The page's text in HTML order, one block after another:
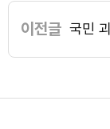
이전글 국민